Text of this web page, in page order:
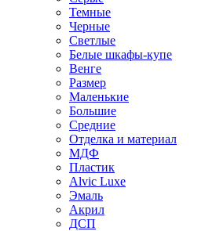
Темные
Черные
Светлые
Белые шкафы-купе
Венге
Размер
Маленькие
Большие
Средние
Отделка и материал
МДФ
Пластик
Alvic Luxe
Эмаль
Акрил
ДСП